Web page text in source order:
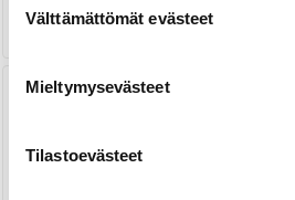
Välttämättömät evästeet
Mieltymysevästeet
Tilastoevästeet
Kevät 2023 sydänjumpat Ivalossa
LUE UUTINEN